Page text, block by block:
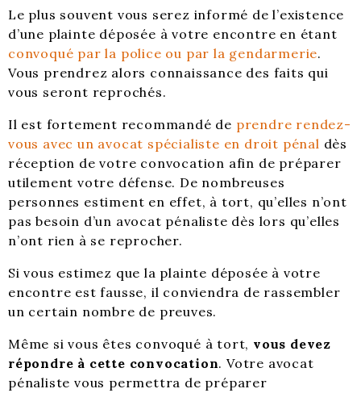
Le plus souvent vous serez informé de l’existence
d’une plainte déposée à votre encontre en étant
convoqué par la police ou par la gendarmerie.
Vous prendrez alors connaissance des faits qui
vous seront reprochés.
Il est fortement recommandé de prendre rendez-
vous avec un avocat spécialiste en droit pénal dès
réception de votre convocation afin de préparer
utilement votre défense. De nombreuses
personnes estiment en effet, à tort, qu’elles n’ont
pas besoin d’un avocat pénaliste dès lors qu’elles
n’ont rien à se reprocher.
Si vous estimez que la plainte déposée à votre
encontre est fausse, il conviendra de rassembler
un certain nombre de preuves.
Même si vous êtes convoqué à tort, vous devez
répondre à cette convocation. Votre avocat
pénaliste vous permettra de préparer